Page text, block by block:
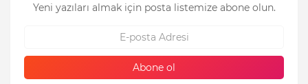
Yeni yazıları almak için posta listemize abone olun.